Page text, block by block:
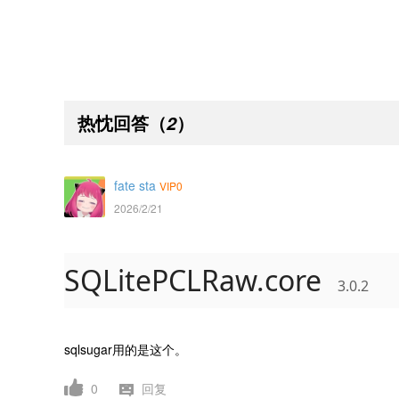
热忱回答 （2）
fate sta VIP0
2026/2/21
SQLitePCLRaw.core 3.0.2
sqlsugar用的是这个。
0 回复